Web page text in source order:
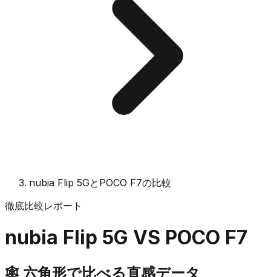
nubia Flip 5GとPOCO F7の比較
徹底比較レポート
nubia Flip 5G VS POCO F7
🕸️ 六角形で比べる直感データ